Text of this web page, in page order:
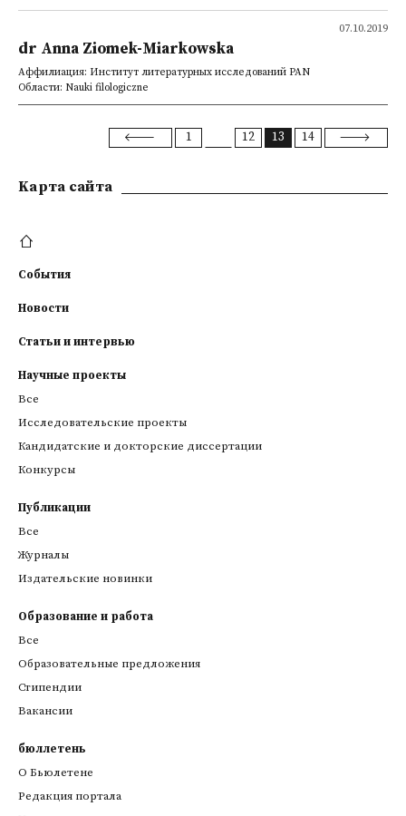
07.10.2019
dr Anna Ziomek-Miarkowska
Аффилиация: Институт литературных исследований PAN
Области: Nauki filologiczne
1 12 13 14
Kарта сайта
События
Новости
Статьи и интервью
Научные проекты
Все
Исследовательские проекты
Кандидатские и докторские диссертации
Конкурсы
Публикации
Все
Журналы
Издательские новинки
Образование и работа
Все
Образовательные предложения
Стипендии
Вакансии
бюллетень
О Бьюлетене
Редакция портала